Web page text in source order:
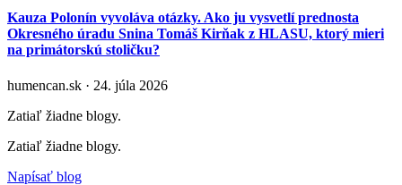
Kauza Polonín vyvoláva otázky. Ako ju vysvetlí prednosta
Okresného úradu Snina Tomáš Kirňak z HLASU, ktorý mieri
na primátorskú stoličku?
humencan.sk · 24. júla 2026
Zatiaľ žiadne blogy.
Zatiaľ žiadne blogy.
Napísať blog